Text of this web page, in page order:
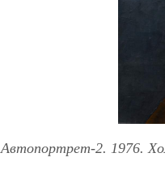
2. 1976.